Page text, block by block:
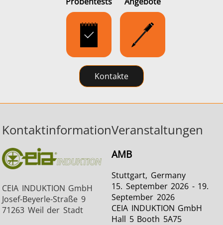
Kontakte
Kontaktinformation
CEIA INDUKTION GmbH
Josef-Beyerle-Straße 9
71263 Weil der Stadt
Veranstaltungen
AMB
Stuttgart, Germany
15. September 2026 - 19.
September 2026
CEIA INDUKTION GmbH
Hall 5 Booth 5A75